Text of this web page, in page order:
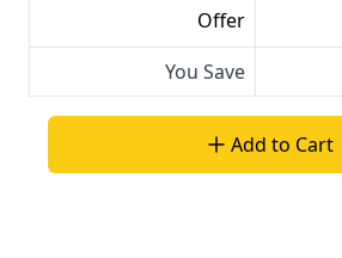
Offer
You Save
Add to Cart